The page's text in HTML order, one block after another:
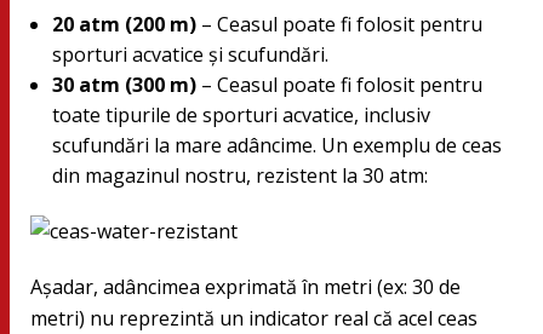
20 atm (200 m)– Ceasul poate fi folosit pentru
sporturi acvatice şi scufundări.
30 atm (300 m) – Ceasul poate fi folosit pentru
toate tipurile de sporturi acvatice, inclusiv
scufundări la mare adâncime. Un exemplu de ceas
din magazinul nostru, rezistent la 30 atm:
Aşadar, adâncimea exprimată în metri (ex: 30 de
metri) nu reprezintă un indicator real că acel ceas